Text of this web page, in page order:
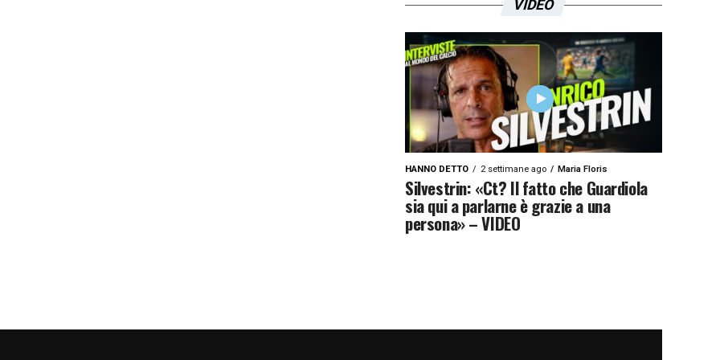
VIDEO
HANNO DETTO 2 settimane ago Maria Floris
Silvestrin: «Ct? Il fatto che Guardiola
sia qui a parlarne è grazie a una
persona» – VIDEO